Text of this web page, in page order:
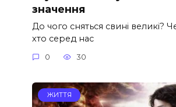
значення
До чого сняться свині великі?
хто серед нас
0 30
ЖИТТЯ